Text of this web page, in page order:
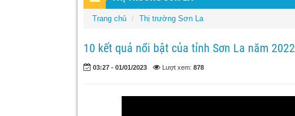
Trang chủ Thị trường Sơn La
10 kết quả nổi bật của tỉnh Sơn La năm 2022
03:27 - 01/01/2023 Lượt xem: 878